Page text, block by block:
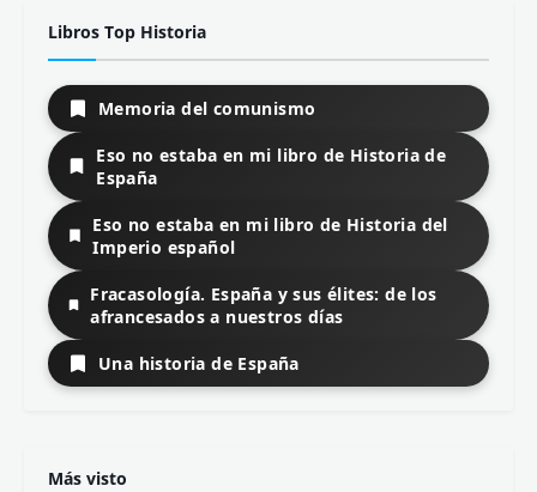
Libros Top Historia
Memoria del comunismo
Eso no estaba en mi libro de Historia de
España
Eso no estaba en mi libro de Historia del
Imperio español
Fracasología. España y sus élites: de los
afrancesados a nuestros días
Una historia de España
Más visto